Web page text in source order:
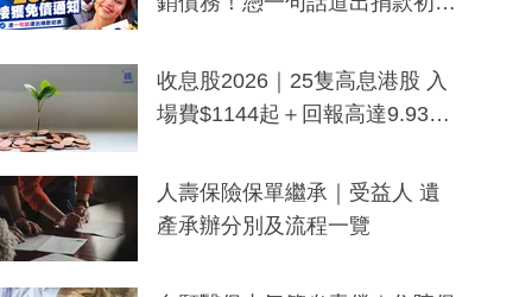
一度被誤當詐騙手段
收息股2026｜25隻高息港股 入
場費$1144起＋回報高達9.93
人壽保險保單繼承｜受益人 遺
產承辦分別及流程一覽